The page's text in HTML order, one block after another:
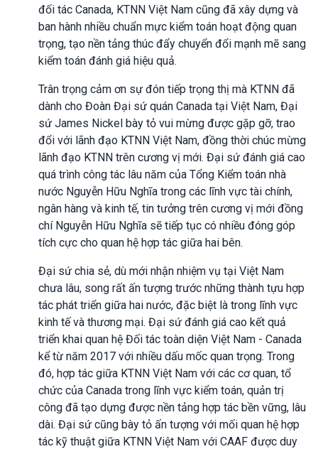
đối tác Canada, KTNN Việt Nam cũng đã xây dựng và
ban hành nhiều chuẩn mực kiểm toán hoạt động quan
trọng, tạo nền tảng thúc đẩy chuyển đổi mạnh mẽ sang
kiểm toán đánh giá hiệu quả.
Trân trọng cảm ơn sự đón tiếp trọng thị mà KTNN đã
dành cho Đoàn Đại sứ quán Canada tại Việt Nam, Đại
sứ James Nickel bày tỏ vui mừng được gặp gỡ, trao
đổi với lãnh đạo KTNN Việt Nam, đồng thời chúc mừng
lãnh đạo KTNN trên cương vị mới. Đại sứ đánh giá cao
quá trình công tác lâu năm của Tổng Kiểm toán nhà
nước Nguyễn Hữu Nghĩa trong các lĩnh vực tài chính,
ngân hàng và kinh tế, tin tưởng trên cương vị mới đồng
chí Nguyễn Hữu Nghĩa sẽ tiếp tục có nhiều đóng góp
tích cực cho quan hệ hợp tác giữa hai bên.
Đại sứ chia sẻ, dù mới nhận nhiệm vụ tại Việt Nam
chưa lâu, song rất ấn tượng trước những thành tựu hợp
tác phát triển giữa hai nước, đặc biệt là trong lĩnh vực
kinh tế và thương mại. Đại sứ đánh giá cao kết quả
triển khai quan hệ Đối tác toàn diện Việt Nam - Canada
kể từ năm 2017 với nhiều dấu mốc quan trọng. Trong
đó, hợp tác giữa KTNN Việt Nam với các cơ quan, tổ
chức của Canada trong lĩnh vực kiểm toán, quản trị
công đã tạo dựng được nền tảng hợp tác bền vững, lâu
dài. Đại sứ cũng bày tỏ ấn tượng với mối quan hệ hợp
tác kỹ thuật giữa KTNN Việt Nam với CAAF được duy